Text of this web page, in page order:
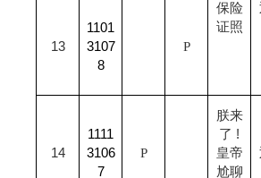
保险
证照
13
1101
3107
8
P
14
1111
3106
7
P
朕来
了 !
皇帝
尬聊